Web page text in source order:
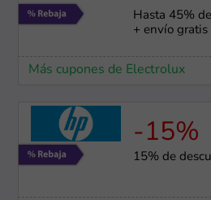
Hasta 45%
+ envío gratis
Más cupones de Electrolux
-15%
15% de